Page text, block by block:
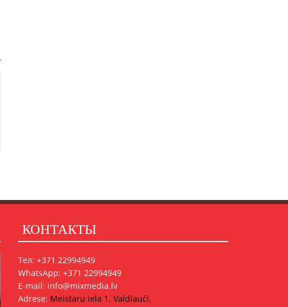
КОНТАКТЫ
Тел: +371 22994949
WhatsApp: +371 22994949
E-mail: info@mixmedia.lv
Adrese: Meistaru iela 1, Valdlauči,